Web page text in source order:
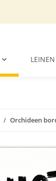
LEINEN
Orchideen